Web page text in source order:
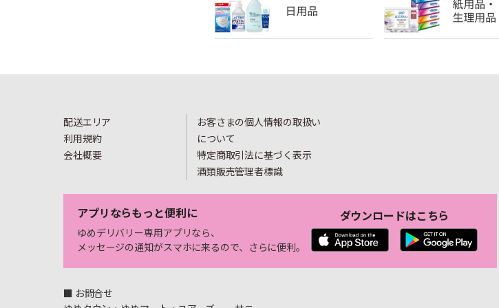
配送エリア
利用規約
会社概要
お客さまの個人情報の取扱い
について
特定商取引法に基づく表示
酒類販売管理者標識
アプリならもっと便利に
ゆめデリバリー専用アプリなら、
メッセージの通知がスマホに来るので、さらに便利。
ダウンロードはこちら
■ お問合せ